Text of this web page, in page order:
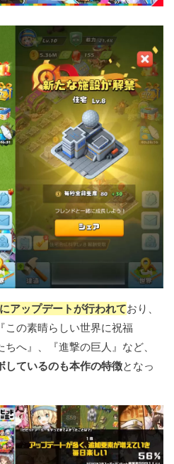
アップデートが行われており、
この素晴らしい世界に祝福
へ』、『進撃の巨人』など、
しているのも本作の特徴となっ